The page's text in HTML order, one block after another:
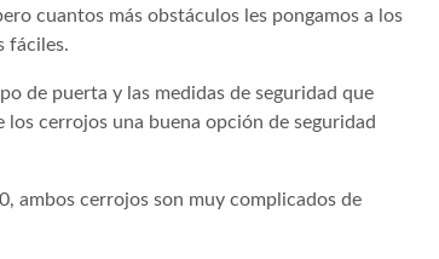
cuantos más obstáculos les pongamos a los
fáciles.
de puerta y las medidas de seguridad que
cerrojos una buena opción de seguridad
ambos cerrojos son muy complicados de